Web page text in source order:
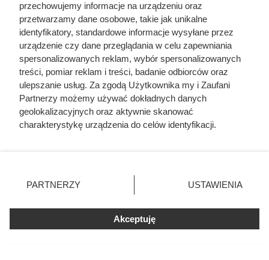
Ten gatunek drewna daje
najwięcej ciepła, a Polacy rzadko
przechowujemy informacje na urządzeniu oraz
przetwarzamy dane osobowe, takie jak unikalne
identyfikatory, standardowe informacje wysyłane przez
urządzenie czy dane przeglądania w celu zapewniania
spersonalizowanych reklam, wybór spersonalizowanych
treści, pomiar reklam i treści, badanie odbiorców oraz
ulepszanie usług. Za zgodą Użytkownika my i Zaufani
Partnerzy możemy używać dokładnych danych
geolokalizacyjnych oraz aktywnie skanować
charakterystykę urządzenia do celów identyfikacji.
zmienić/wycofać klikając przycisk ustawień prywatności
znajdujący się w lewym dolnym rogu strony
rodzaje przetwarzania danych nie wymagają zgody
użytkownika, ale masz prawo sprzeciwić się takiemu
przetwarzaniu. Preferencje będą miały zastosowania tylko
PARTNERZY USTAWIENIA
Akceptuję